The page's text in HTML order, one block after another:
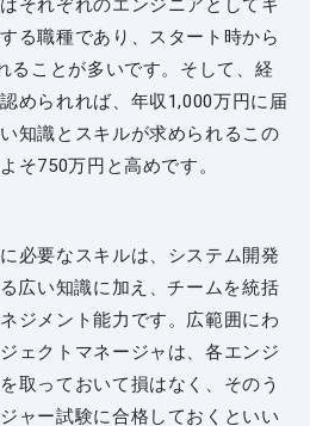
る職種であり、スタート時から
ることが多いです。そして、経
められれば、年収1,000万円に届
知識とスキルが求められるこの
そ750万円と高めです。
必要なスキルは、システム開発
広い知識に加え、チームを統括
ジメント能力です。広範囲にわ
ェクトマネージャは、各エンジ
取っておいて損はなく、そのう
ャー試験に合格しておくといい